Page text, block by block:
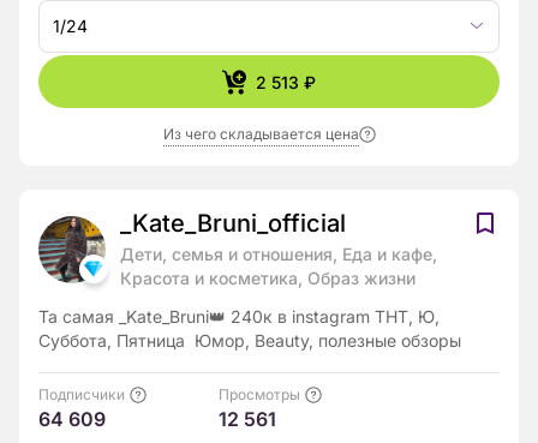
1/24
2 513 ₽
Из чего складывается цена
_Kate_Bruni_official
Дети, семья и отношения, Еда и кафе,
Красота и косметика, Образ жизни
Та самая _Kate_Bruni👑 240к в instagram ТНТ, Ю,
Суббота, Пятница Юмор, Beauty, полезные обзоры
Подписчики
64 609
Просмотры
12 561